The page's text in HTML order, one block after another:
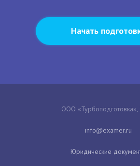
Начать
ООО «Турбоподготовка»,
Юридические